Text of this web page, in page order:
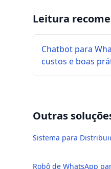
Leitura
Chatbot para
custos e boas
Outras
Sistema para
Robô de WhatsApp